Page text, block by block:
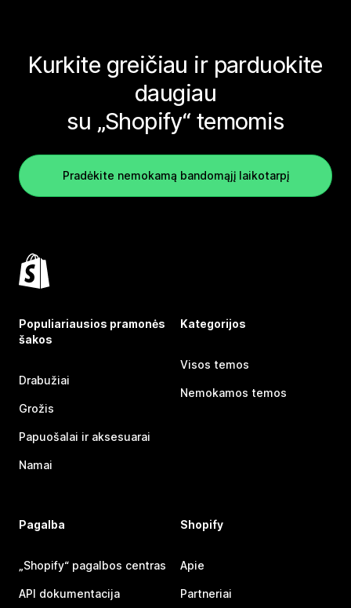
Kurkite greičiau ir parduokite
daugiau
su „Shopify“ temomis
Pradėkite nemokamą bandomąjį laikotarpį
Populiariausios pramonės
šakos
Drabužiai
Grožis
Papuošalai ir aksesuarai
Namai
Kategorijos
Visos temos
Nemokamos temos
Pagalba
„Shopify“ pagalbos centras
API dokumentacija
Shopify
Apie
Partneriai